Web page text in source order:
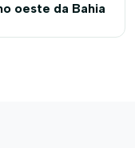
oeste da Bahia